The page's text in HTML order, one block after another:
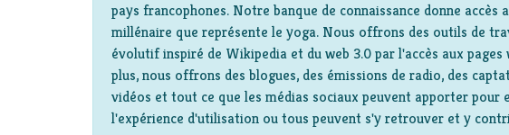
pays francophones. Notre banque de connaissance donne accès
millénaire que représente le yoga. Nous offrons des outils de
évolutif inspiré de Wikipedia et du web 3.0 par l'accès aux pages
plus, nous offrons des blogues, des émissions de radio, des
vidéos et tout ce que les médias sociaux peuvent apporter pour
l'expérience d'utilisation ou tous peuvent s'y retrouver et y